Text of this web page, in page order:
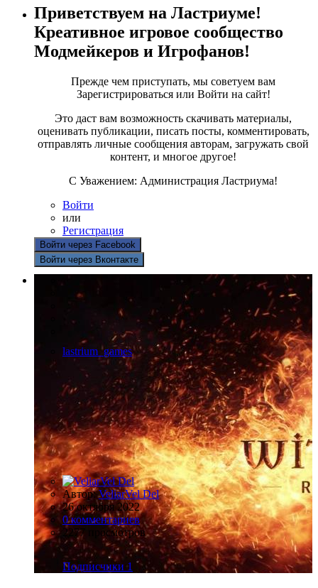
Приветствуем на Ластриуме!
Креативное игровое сообщество
Модмейкеров и Игрофанов!
Прежде чем приступать, мы советуем вам
Зарегистрироваться или Войти на сайт!
Это даст вам возможность скачивать материалы,
оценивать публикации, писать посты, комментировать,
отправлять личные сообщения авторам, загружать свой
контент, и многое другое!
С Уважением: Администрация Ластриума!
Войти
или
Регистрация
Войти через Facebook
Войти через Вконтакте
lastrium_games
Автор:VeliarVel Del
26 октября 2022
0 комментариев
2277 просмотров
Подписчики 1